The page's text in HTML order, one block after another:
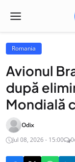
Romania
Avionul
după
Mondială
Odix
Jul 08, 2026 - 15:00
0